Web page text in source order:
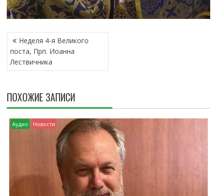
Н
А
В
И
А
Ц
И
Я
П
И
Неделя 4-я Великого
поста, Прп. Иоанна
Лествичника
ПОХОЖИЕ ЗАПИСИ
Аудио Новости